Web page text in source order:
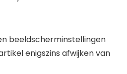
beeldscherminstellingen
enigszins afwijken van